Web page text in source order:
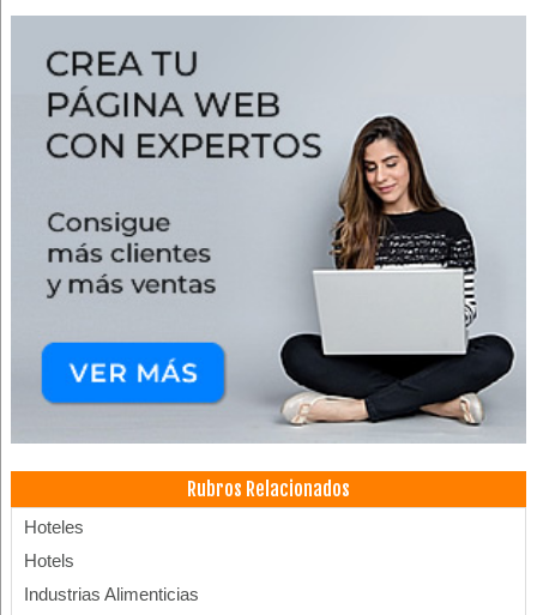
Rubros Relacionados
Hoteles
Hotels
Industrias Alimenticias